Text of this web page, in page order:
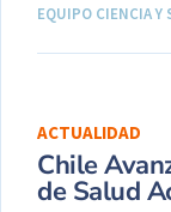
EQUIPO CIENCIA Y
ACTUALIDAD
Chile
de Salud